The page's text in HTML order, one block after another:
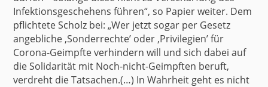
Infektionsgeschehens führen“, so Papier weiter. Dem
pflichteteScholz bei: „Wer jetzt sogar per Gesetz
angebliche ‚Sonderrechte’ oder ‚Privilegien’ für
Corona-Geimpfte verhindern will und sich dabei auf
die Solidarität mit Noch-nicht-Geimpften beruft,
verdreht die Tatsachen.(…) In Wahrheit geht es nicht